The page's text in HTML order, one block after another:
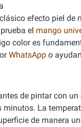
efecto piel de
el mango
color es
WhatsApp o
de pintar con
La
de manera